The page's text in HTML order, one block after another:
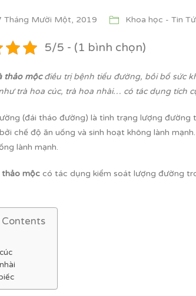
Tháng Mười Một, 2019 Khoa học - Tin
5/5 - (1 bình chọn)
thảo mộcđiều trị bệnh tiểu đường, bồi bổ sức
trà hoa cúc, trà hoa nhài… có tác dụng tích
(đái tháo đường) là tình trạng lượng
chế độ ăn uống và sinh hoạt không lành
lành mạnh.
mộc có tác dụng kiểm soát lượng đường
Contents